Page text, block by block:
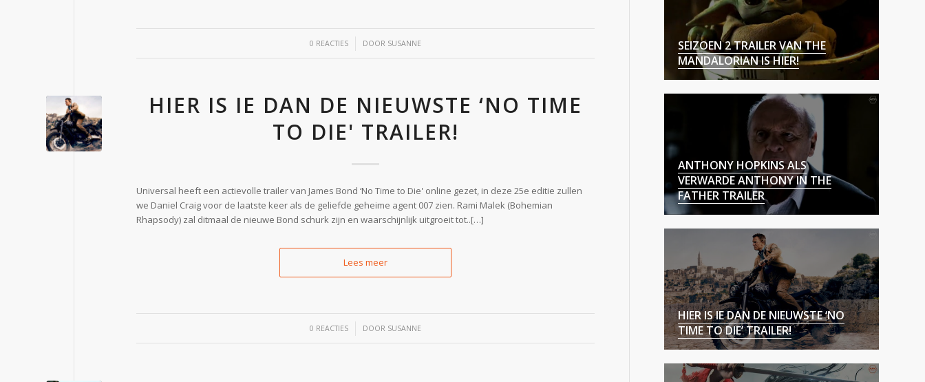
0 REACTIES
/ DOOR SUSANNE
HIER IS IE DAN DE NIEUWSTE ‘NO TIME
TO DIE' TRAILER!
Universal heeft een actievolle trailer van James Bond ‘No Time to Die' online gezet, in deze 25e editie zullen
we Daniel Craig voor de laatste keer als de geliefde geheime agent 007 zien. Rami Malek (Bohemian
Rhapsody) zal ditmaal de nieuwe Bond schurk zijn en waarschijnlijk uitgroeit tot..[…]
Lees meer
0 REACTIES
/ DOOR SUSANNE
SEIZOEN 2 TRAILER VAN THE
MANDALORIAN IS HIER!
ANTHONY HOPKINS ALS
VERWARDE ANTHONY IN THE
FATHER TRAILER
HIER IS IE DAN DE NIEUWSTE ‘NO
TIME TO DIE’ TRAILER!